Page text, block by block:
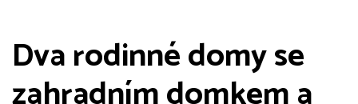
Dva rodinné domy se